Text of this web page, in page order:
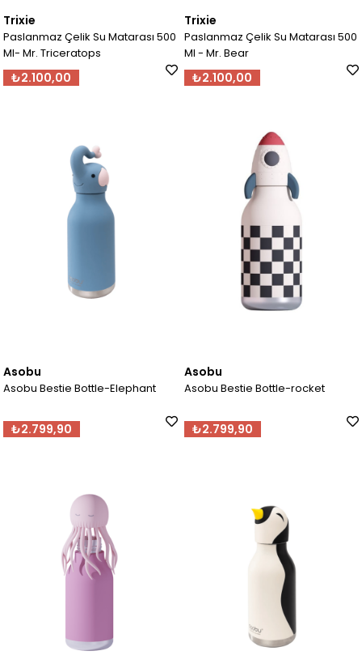
Trixie
Paslanmaz Çelik Su Matarası 500
Ml- Mr. Triceratops
₺2.100,00
Trixie
Paslanmaz Çelik Su Matarası 500
Ml - Mr. Bear
₺2.100,00
Asobu
Asobu Bestie Bottle-Elephant
₺2.799,90
Asobu
Asobu Bestie Bottle-rocket
₺2.799,90